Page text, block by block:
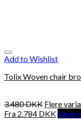
Add to Wishlist
Tolix Woven chair
3.480DKK Flere
Fra 2.784 DKKVælg